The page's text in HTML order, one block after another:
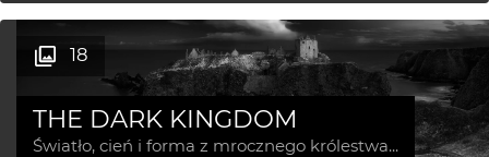
18
THE DARK KINGDOM
Światło, cień i forma z mrocznego królestwa...